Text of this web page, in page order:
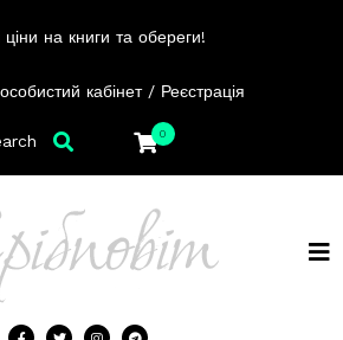
ціни на книги та обереги!
кабінет / Реєстрація
0